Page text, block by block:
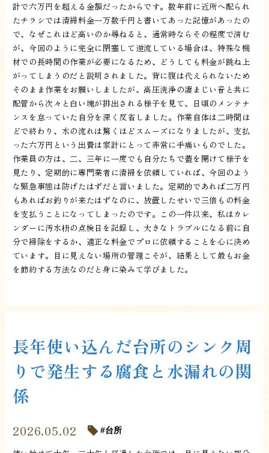
計で六万円を超える金額だったからです。数年前に近所へ配られ
たチラシでは清掃料金一万数千円と書いてあった記憶があったの
で、なぜこれほど高いのか尋ねると、通常時ならその程度で済む
が、今回のように完全に閉塞して逆流している場合は、特殊な機
材での長時間の作業が必要になるため、どうしても料金が跳ね上
がってしまうのだと説明されました。背に腹は代えられないため
そのまま作業をお願いしましたが、高圧洗浄の凄まじい音と共に
配管から次々と白い塊が排出される様子を見て、日頃のメンテナ
ンスを怠っていた自分を深く反省しました。作業自体は二時間ほ
どで終わり、水の流れは驚くほどスムーズになりましたが、支払
った六万円という出費は家計にとって非常に手痛いものでした。
作業員の方は、二、三年に一度でも自分たちで蓋を開けて様子を
見たり、定期的に専門業者に清掃を依頼していれば、今回のよう
な緊急事態は防げたはずだと言いました。定期的であれば二万円
もあればお釣りが来たはずなのに、放置したせいで三倍もの料金
を支払うことになってしまったのです。この一件以来、私はカレ
ンダーに汚水枡の点検日を記録し、大きなトラブルになる前に自
分で掃除をするか、適正な料金でプロに依頼することを心に決め
ています。目に見えない場所の管理こそが、結果として最もお金
を節約する方法なのだと身に染みて学びました。
長年使い込んだ台所のシンク周
りで発生する腐食と水漏れの関
係
2026.05.02 台所